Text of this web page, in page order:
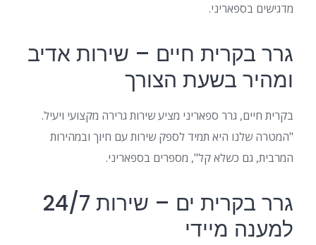
מדגישים בספאריני.
גרר בקרית חיים – שירות אדיב
ומהיר בשעת הצורך
בקרית חיים, גרר ספאריני מציע שירות גרירה מקצועי ויעיל.
"המטרה שלנו היא תמיד לספק שירות עם חיוך ובמהירות
המרבית, גם כשלא קל", מספרים בספאריני.
גרר בקרית ים – שירות 24/7
למענה מיידי